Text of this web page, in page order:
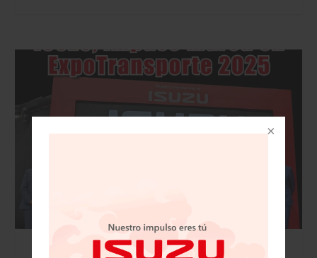
VISIÓN AUTOMOTRIZ REVISTA DIGITAL / 15
DE NOVIEMBRE 2025/IZUSU, IMPUSO MARCA
EN EXPOTRANSPORTE 2025